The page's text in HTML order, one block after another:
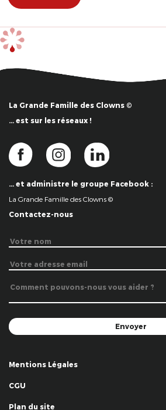
La Grande Famille des Clowns ©
… est sur les réseaux !
… et administre le groupe Facebook :
La Grande Famille des Clowns ©
Contactez-nous
Mentions Légales
CGU
Plan du site